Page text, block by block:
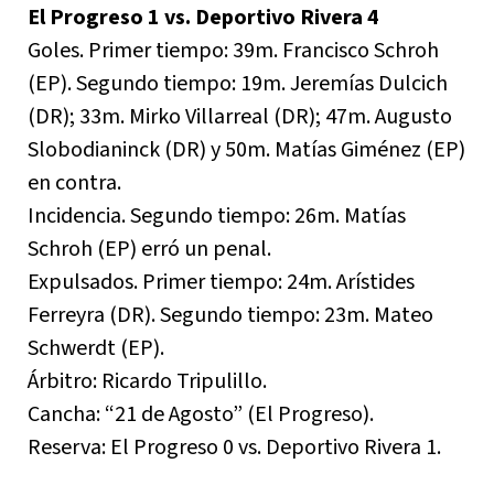
El Progreso 1 vs. Deportivo Rivera 4
Goles. Primer tiempo: 39m. Francisco Schroh
(EP). Segundo tiempo: 19m. Jeremías Dulcich
(DR); 33m. Mirko Villarreal (DR); 47m. Augusto
Slobodianinck (DR) y 50m. Matías Giménez (EP)
en contra.
Incidencia. Segundo tiempo: 26m. Matías
Schroh (EP) erró un penal.
Expulsados. Primer tiempo: 24m. Arístides
Ferreyra (DR). Segundo tiempo: 23m. Mateo
Schwerdt (EP).
Árbitro: Ricardo Tripulillo.
Cancha: “21 de Agosto” (El Progreso).
Reserva: El Progreso 0 vs. Deportivo Rivera 1.